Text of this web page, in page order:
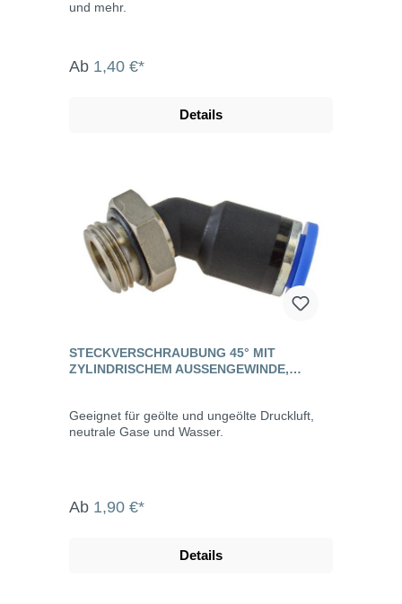
und mehr.
Ab 1,40 €*
Details
STECKVERSCHRAUBUNG 45° MIT
ZYLINDRISCHEM AUSSENGEWINDE, S
Geeignet für geölte und ungeölte Druckluft,
neutrale Gase und Wasser.
Ab 1,90 €*
Details